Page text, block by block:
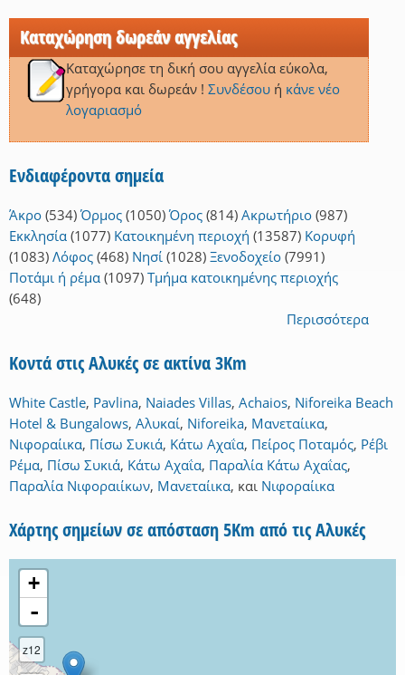
Καταχώρηση δωρεάν αγγελίας
Καταχώρησε τη δική σου αγγελία εύκολα,
γρήγορα και δωρεάν ! Συνδέσουή κάνε νέο
λογαριασμό
Ενδιαφέροντα σημεία
Άκρο (534) Όρμος (1050) Όρος (814) Ακρωτήριο (987)
Εκκλησία (1077) Κατοικημένη περιοχή (13587) Κορυφή
(1083) Λόφος (468) Νησί (1028) Ξενοδοχείο (7991)
Ποτάμι ή ρέμα (1097) Τμήμα κατοικημένης περιοχής
(648)
Περισσότερα
Κοντά στις Αλυκές σε ακτίνα 3Km
White Castle, Pavlina, Naiades Villas, Achaios, Niforeika Beach
Hotel & Bungalows, Αλυκαί, Niforeika, Μανεταίικα,
Νιφοραίικα, Πίσω Συκιά, Κάτω Αχαΐα, Πείρος Ποταμός, Ρέβι
Ρέμα, Πίσω Συκιά, Κάτω Αχαΐα, Παραλία Κάτω Αχαΐας,
Παραλία Νιφοραιίκων, Μανεταίικα, και Νιφοραίικα
Χάρτης σημείων σε απόσταση 5Km από τις Αλυκές
+
-
z12